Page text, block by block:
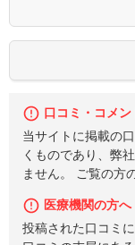
口コミ・コメ
当サイトに掲載の
くものであり、弊
ません。 ご覧の方
医療機関の方へ
投稿された口コミ